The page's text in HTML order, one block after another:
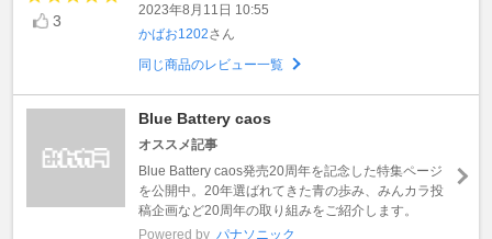
3
2023年8月11日 10:55
かばお1202さん
同じ商品のレビュー一覧
Blue Battery caos
オススメ記事
Blue Battery caos発売20周年を記念した特集ページ
を公開中。20年選ばれてきた青の歩み、みんカラ投
稿企画など20周年の取り組みをご紹介します。
Powered by パナソニック